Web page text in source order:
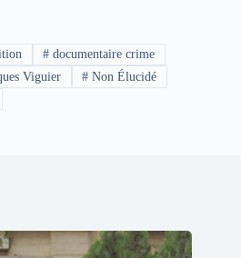
# documentaire crime
Viguier # Non Élucidé